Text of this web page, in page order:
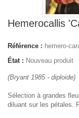
Hemerocallis
Référence : hemero-
État : Nouveau produit
(Bryant 1985 - diploide)
Sélection à grandes
diluant sur les pétales.